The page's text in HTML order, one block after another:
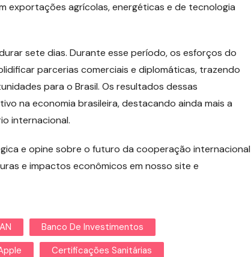
exportações agrícolas, energéticas e de tecnologia
sete dias. Durante esse período, os esforços do
parcerias comerciais e diplomáticas, trazendo
para o Brasil. Os resultados dessas
na economia brasileira, destacando ainda mais a
internacional.
e opine sobre o futuro da cooperação internacional
e impactos econômicos em nosso site e
Banco De Investimentos
Certificações Sanitárias